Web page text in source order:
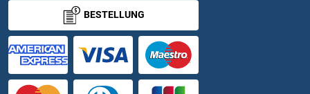
HSP20 ELISA Kits
HSP27 ELISA Kits
HSP27 ELISA Kits
BESTELLUNG